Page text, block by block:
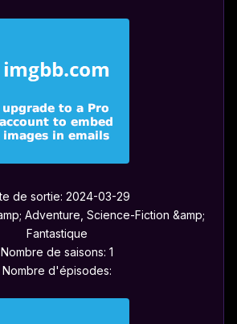
de sortie: 2024-03-29
Adventure, Science-Fiction &amp;
Fantastique
Nombre de saisons: 1
Nombre d'épisodes: